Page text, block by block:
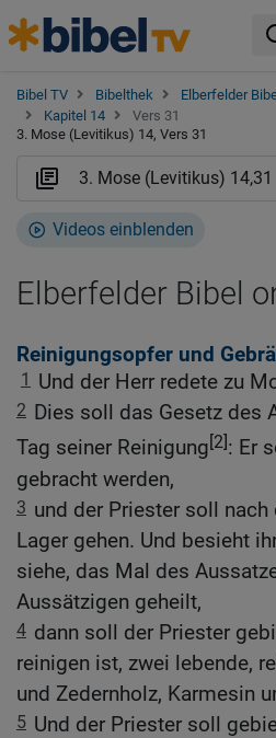
Bibel TV Bibelthek Elberfelder
Kapitel 14
Vers 31
3. Mose (Levitikus) 14, Vers 31
Videos einblenden
Elberfelder Bibel
Reinigungsopfer und
1 Und der Herr redete zu
2 Dies soll das Gesetz des
Tag seiner Reinigung[2]: Er
gebracht werden,
3 und der Priester soll nach
Lager gehen. Und besieht
siehe, das Mal des
Aussätzigen geheilt,
4 dann soll der Priester
reinigen ist, zwei lebende,
und Zedernholz, Karmesin
5 Und der Priester soll